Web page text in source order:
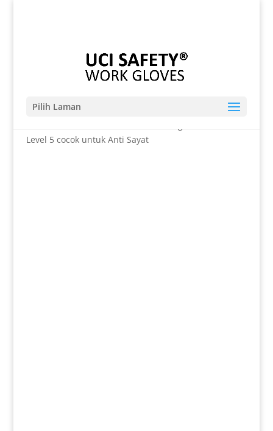
Pilih Laman
Level 5 cocok untuk Anti Sayat